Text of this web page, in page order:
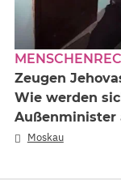
Zeugen
Wie werden
Außenminister
Moskau